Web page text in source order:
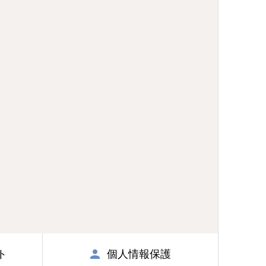
個人情報保護